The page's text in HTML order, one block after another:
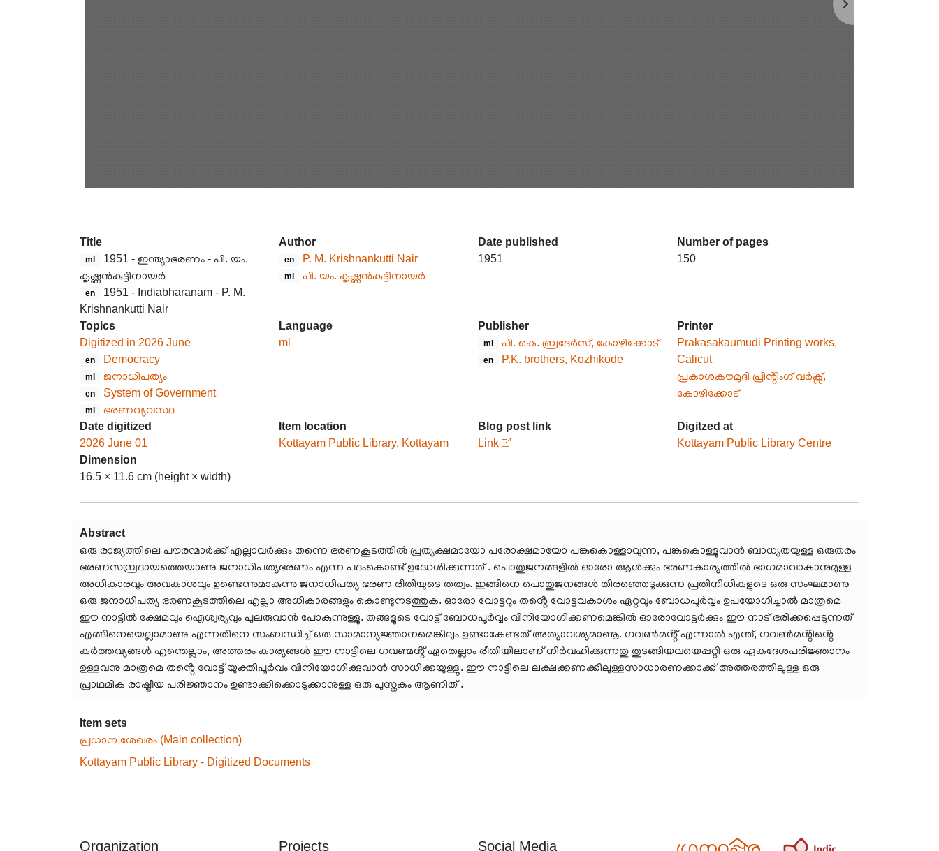
Title
ml
1951 - ഇന്ത്യാഭരണം - പി. യം.
കൃഷ്ണൻകുട്ടിനായർ
en
1951 - Indiabharanam - P. M.
Krishnankutti Nair
Author
en P. M. Krishnankutti Nair
ml പി. യം. കൃഷ്ണൻകുട്ടിനായർ
Date published
1951
Number of pages
150
Topics
Digitized in 2026 June
en Democracy
ml ജനാധിപത്യം
en System of Government
ml ഭരണവ്യവസ്ഥ
Language
ml
Publisher
ml പി. കെ. ബ്രദേർസ്, കോഴിക്കോട്
en P.K. brothers, Kozhikode
Printer
Prakasakaumudi Printing works,
Calicut
പ്രകാശകൗമുദി പ്രിൻ്റിംഗ് വർക്സ്,
കോഴിക്കോട്
Date digitized
2026 June 01
Item location
Kottayam Public Library, Kottayam
Blog post link
Link
Digitzed at
Kottayam Public Library Centre
Dimension
16.5 × 11.6 cm (height × width)
Abstract
ഒരു രാജ്യത്തിലെ പൗരന്മാർക്ക് എല്ലാവർക്കും തന്നെ ഭരണകൂടത്തിൽ പ്രത്യക്ഷമായോ പരോക്ഷമായോ പങ്കുകൊള്ളാവുന്ന, പങ്കുകൊള്ളുവാൻ ബാധ്യതയുള്ള ഒരുതരം
ഭരണസമ്പ്രദായത്തെയാണു ജനാധിപത്യഭരണം എന്ന പദംകൊണ്ട് ഉദ്ധേശിക്കുന്നത് . പൊതുജനങ്ങളിൽ ഓരോ ആൾക്കും ഭരണകാര്യത്തിൽ ഭാഗമാവാകാനുമുള്ള
അധികാരവും അവകാശവും ഉണ്ടെന്നുമാകുന്നു ജനാധിപത്യ ഭരണ രീതിയുടെ തത്വം. ഇങ്ങിനെ പൊതുജനങ്ങൾ തിരഞ്ഞെടുക്കുന്ന പ്രതിനിധികളുടെ ഒരു സംഘമാണു
ഒരു ജനാധിപത്യ ഭരണകൂടത്തിലെ എല്ലാ അധികാരങ്ങളും കൊണ്ടുനടത്തുക. ഓരോ വോട്ടറും തൻ്റെ വോട്ടവകാശം ഏറ്റവും ബോധപൂർവ്വം ഉപയോഗിച്ചാൽ മാത്രമെ
ഈ നാട്ടിൽ ക്ഷേമവും ഐശ്വര്യവും പുലരുവാൻ പോകുന്നുള്ളു. തങ്ങളുടെ വോട്ട് ബോധപൂർവ്വം വിനിയോഗിക്കണമെങ്കിൽ ഓരോവോട്ടർക്കും ഈ നാട് ഭരിക്കപ്പെടുന്നത്
എങ്ങിനെയെല്ലാമാണു എന്നതിനെ സംബന്ധിച്ച് ഒരു സാമാന്യജ്ഞാനമെങ്കിലും ഉണ്ടാകേണ്ടത് അത്യാവശ്യമാണൂ. ഗവൺമൻ്റ് എന്നാൽ എന്ത്, ഗവൺമൻ്റിൻ്റെ
കർത്തവ്യങ്ങൾ എന്തെല്ലാം, അത്തരം കാര്യങ്ങൾ ഈ നാട്ടിലെ ഗവണ്മൻ്റ് ഏതെല്ലാം രീതിയിലാണ് നിർവഹിക്കുന്നതു തുടങ്ങിയവയെപ്പറ്റി ഒരു ഏകദേശപരിജ്ഞാനം
ഉള്ളവനു മാത്രമെ തൻ്റെ വോട്ട് യുക്തിപൂർവം വിനിയോഗിക്കുവാൻ സാധിക്കയുള്ളൂ. ഈ നാട്ടിലെ ലക്ഷക്കണക്കിലുള്ളസാധാരണക്കാക്ക് അത്തരത്തിലുള്ള ഒരു
പ്രാഥമിക രാഷ്ട്രീയ പരിജ്ഞാനം ഉണ്ടാക്കിക്കൊടുക്കാനുള്ള ഒരു പുസ്തകം ആണിത് .
Item sets
പ്രധാന ശേഖരം (Main collection)
Kottayam Public Library - Digitized Documents
Organization Projects Social Media